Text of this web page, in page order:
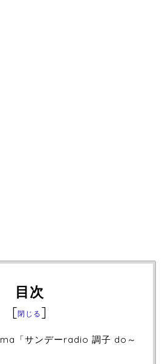
目次
[閉じる ]
「サンデーradio 調子 do～